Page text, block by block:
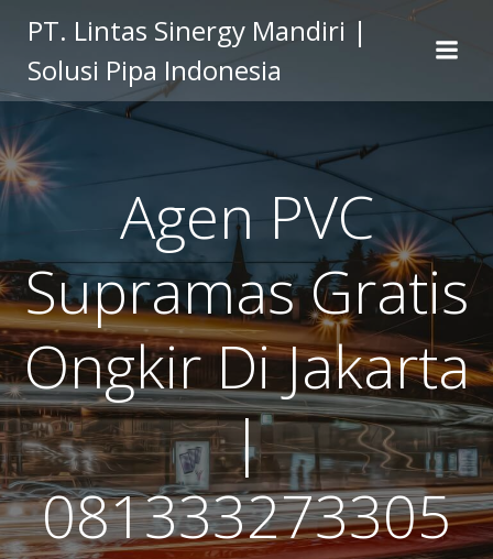
to
content
PT. Lintas Sinergy Mandiri |
Solusi Pipa Indonesia
Agen PVC
Supramas Gratis
Ongkir Di Jakarta
|
081333273305